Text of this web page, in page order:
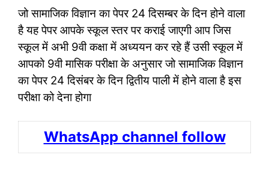
जो सामाजिक विज्ञान का पेपर 24 दिसम्बर के दिन होने वाला
है यह पेपर आपके स्कूल स्तर पर कराई जाएगी आप जिस
स्कूल में अभी 9वी कक्षा में अध्ययन कर रहे हैं उसी स्कूल में
आपको 9वी मासिक परीक्षा के अनुसार जो सामाजिक विज्ञान
का पेपर 24 दिसंबर के दिन द्वितीय पाली में होने वाला है इस
परीक्षा को देना होगा
WhatsApp channel follow